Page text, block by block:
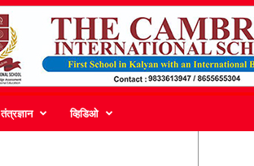
तंत्रज्ञान व्हिडिओ